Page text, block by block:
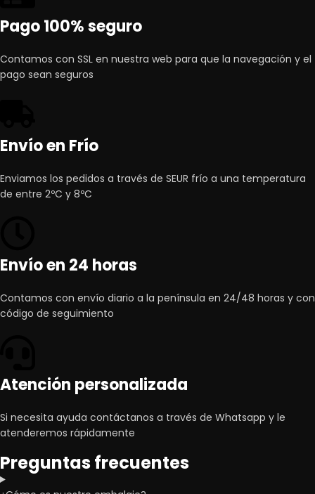
Pago 100% seguro
Contamos con SSL en nuestra web para que la navegación y el
pago sean seguros
Envío en Frío
Enviamos los pedidos a través de SEUR frío a una temperatura
de entre 2ºC y 8ºC
Envío en 24 horas
Contamos con envío diario a la península en 24/48 horas y con
código de seguimiento
Atención personalizada
Si necesita ayuda contáctanos a través de Whatsapp y le
atenderemos rápidamente
Preguntas frecuentes